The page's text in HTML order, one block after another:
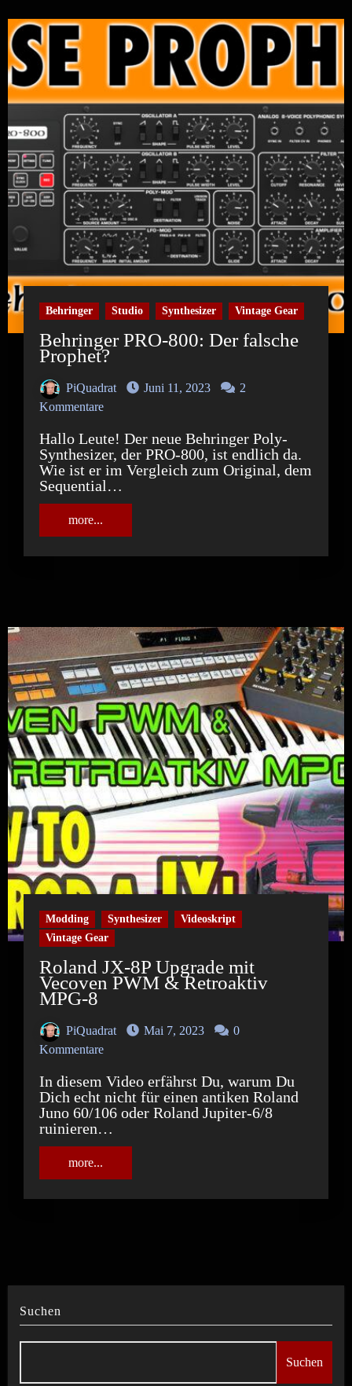
Behringer Studio Synthesizer Vintage Gear
Behringer PRO-800: Der falsche
Prophet?
PiQuadrat Juni 11, 2023
2
Kommentare
Hallo Leute! Der neue Behringer Poly-
Synthesizer, der PRO-800, ist endlich da.
Wie ist er im Vergleich zum Original, dem
Sequential…
more...
Modding Synthesizer
Videoskript
Vintage Gear
Roland JX-8P Upgrade mit
Vecoven PWM & Retroaktiv
MPG-8
PiQuadrat Mai 7, 2023
0
Kommentare
In diesem Video erfährst Du, warum Du
Dich echt nicht für einen antiken Roland
Juno 60/106 oder Roland Jupiter-6/8
ruinieren…
more...
Suchen
Suchen